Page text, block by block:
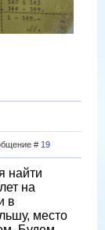
# 19
найти
на
в
место